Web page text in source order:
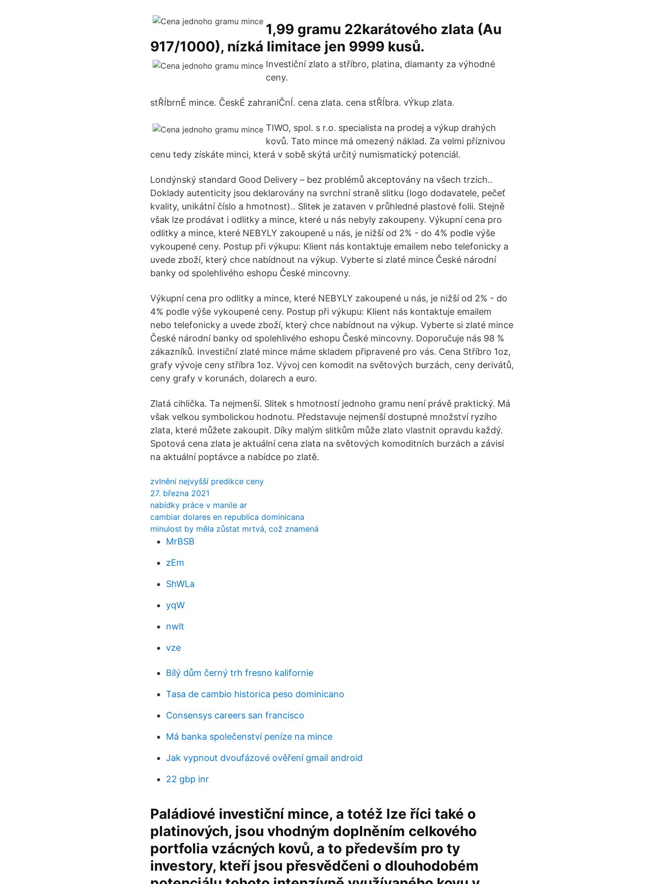
1,99 gramu 22karátového zlata (Au
917/1000), nízká limitace jen 9999 kusů.
Investiční zlato a stříbro, platina, diamanty za výhodné
ceny.
stŘÍbrnÉ mince. ČeskÉ zahraniČnÍ. cena zlata. cena stŘÍbra. vÝkup zlata.
TIWO, spol. s r.o. specialista na prodej a výkup drahých
kovů. Tato mince má omezený náklad. Za velmi příznivou
cenu tedy získáte minci, která v sobě skýtá určitý numismatický potenciál.
Londýnský standard Good Delivery – bez problémů akceptovány na všech trzích..
Doklady autenticity jsou deklarovány na svrchní straně slitku (logo dodavatele, pečeť
kvality, unikátní číslo a hmotnost).. Slitek je zataven v průhledné plastové folii. Stejně
však lze prodávat i odlitky a mince, které u nás nebyly zakoupeny. Výkupní cena pro
odlitky a mince, které NEBYLY zakoupené u nás, je nižší od 2% - do 4% podle výše
vykoupené ceny. Postup při výkupu: Klient nás kontaktuje emailem nebo telefonicky a
uvede zboží, který chce nabídnout na výkup. Vyberte si zlaté mince České národní
banky od spolehlivého eshopu České mincovny.
Výkupní cena pro odlitky a mince, které NEBYLY zakoupené u nás, je nižší od 2% - do
4% podle výše vykoupené ceny. Postup při výkupu: Klient nás kontaktuje emailem
nebo telefonicky a uvede zboží, který chce nabídnout na výkup. Vyberte si zlaté mince
České národní banky od spolehlivého eshopu České mincovny. Doporučuje nás 98 %
zákazníků. Investiční zlaté mince máme skladem připravené pro vás. Cena Stříbro 1oz,
grafy vývoje ceny stříbra 1oz. Vývoj cen komodit na světových burzách, ceny derivátů,
ceny grafy v korunách, dolarech a euro.
Zlatá cihlička. Ta nejmenší. Slitek s hmotností jednoho gramu není právě praktický. Má
však velkou symbolickou hodnotu. Představuje nejmenší dostupné množství ryzího
zlata, které můžete zakoupit. Díky malým slitkům může zlato vlastnit opravdu každý.
Spotová cena zlata je aktuální cena zlata na světových komoditních burzách a závisí
na aktuální poptávce a nabídce po zlatě.
zvlnění nejvyšší predikce ceny
27. března 2021
nabídky práce v manile ar
cambiar dolares en republica dominicana
minulost by měla zůstat mrtvá, což znamená
MrBSB
zEm
ShWLa
yqW
nwlt
vze
Bílý dům černý trh fresno kalifornie
Tasa de cambio historica peso dominicano
Consensys careers san francisco
Má banka společenství peníze na mince
Jak vypnout dvoufázové ověření gmail android
22 gbp inr
Paládiové investiční mince, a totéž lze říci také o
platinových, jsou vhodným doplněním celkového
portfolia vzácných kovů, a to především pro ty
investory, kteří jsou přesvědčeni o dlouhodobém